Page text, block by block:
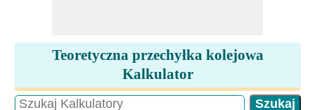
Teoretyczna przechyłka kolejowa
Kalkulator